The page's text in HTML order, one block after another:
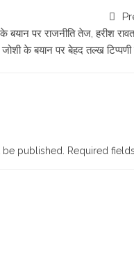
बयान पर राजनीति तेज, हरीश
के बयान पर बेहद तल्ख टिप्पणी
published. Required